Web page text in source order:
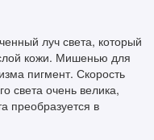
луч света, который
кожи. Мишенью для
пигмент. Скорость
света очень велика,
преобразуется в